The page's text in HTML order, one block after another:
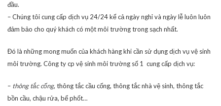
đầu.
– Chúng tôi cung cấp dịch vụ 24/24 kể cả ngày nghỉ và ngày lễ luôn luôn
đảm bảo cho quý khách có một môi trường trong sạch nhất.
Đó là những mong muốn của khách hàng khi cần sử dụng dịch vụ vệ sinh
môi trường. Công ty cp vệ sinh môi trường số 1 cung cấp dịch vụ:
– thông tắc cống, thông tắc cầu cống, thông tắc nhà vệ sinh, thông tắc
bồn cầu, chậu rửa, bể phốt…